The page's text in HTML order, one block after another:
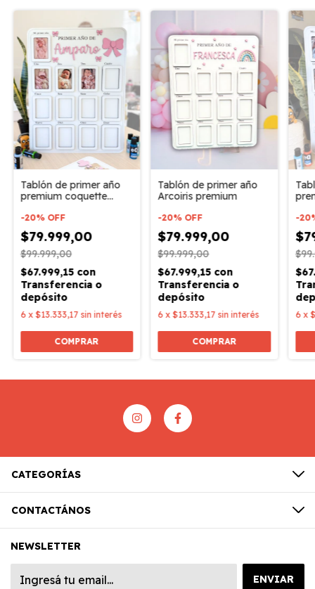
Tablón de primer año
premium coquette
-20% OFF
$79.999,00
$99.999,00
$67.999,15 con
Transferencia o
depósito
6 x $13.333,17 sin interés
COMPRAR
Tablón de primer año
Arcoiris premium
-20% OFF
$79.999,00
$99.999,00
$67.999,15 con
Transferencia o
depósito
6 x$13.333,17 sin interés
COMPRAR
-20
6 x
CATEGORÍAS
CONTACTÁNOS
NEWSLETTER